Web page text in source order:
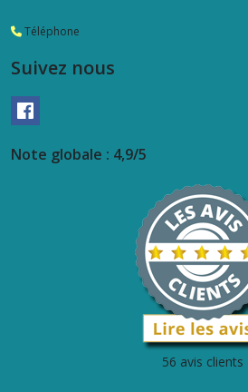
Téléphone
Suivez nous
Note globale : 4,9/5
56 avis clients